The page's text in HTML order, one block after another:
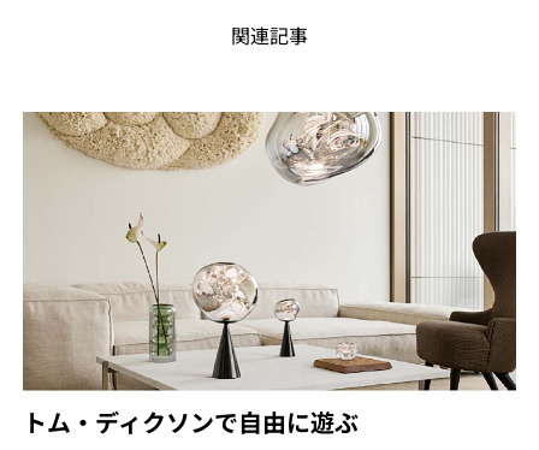
関連記事
トム・ディクソンで自由に遊ぶ